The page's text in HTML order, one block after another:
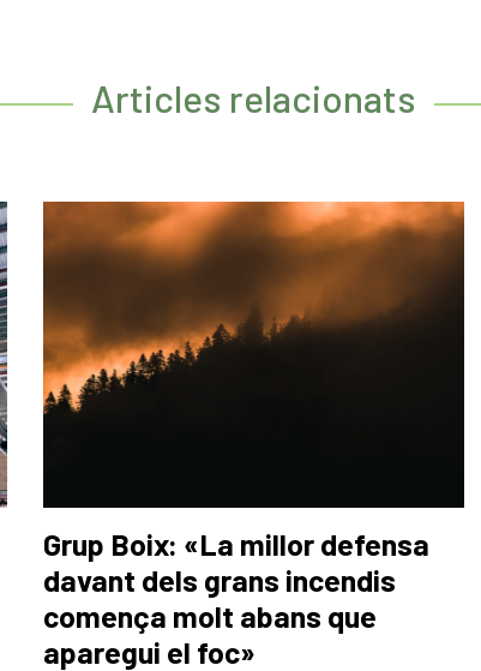
Articles relacionats
Grup Boix: «La millor defensa
davant dels grans incendis
comença molt abans que
aparegui el foc»